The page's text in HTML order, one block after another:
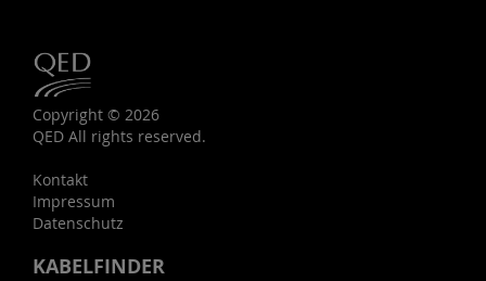
Copyright © 2026
QED All rights reserved.
Kontakt
Impressum
Datenschutz
KABELFINDER